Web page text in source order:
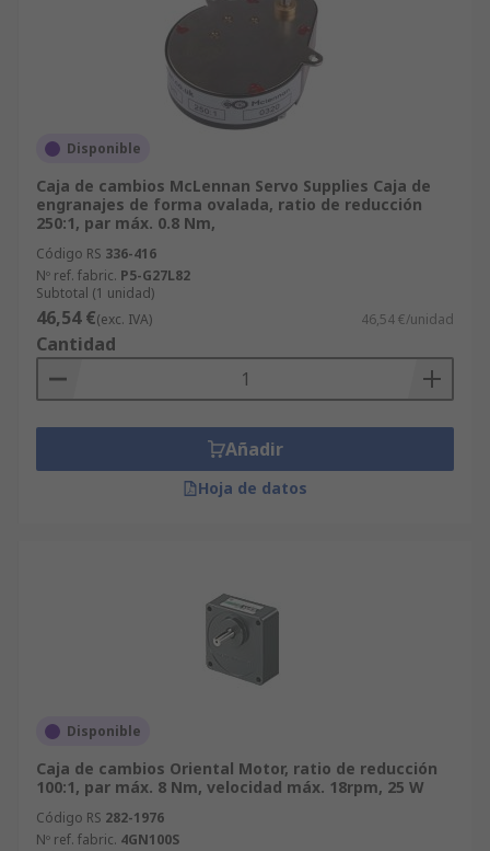
Disponible
Caja de cambios McLennan Servo Supplies Caja de
engranajes de forma ovalada, ratio de reducción
250:1, par máx. 0.8 Nm,
Código RS 336-416
Nº ref. fabric. P5-G27L82
Subtotal (1 unidad)
46,54 €(exc. IVA) 46,54 €/unidad
Cantidad
Añadir
Hoja de datos
Disponible
Caja de cambios Oriental Motor, ratio de reducción
100:1, par máx. 8 Nm, velocidad máx. 18rpm, 25 W
Código RS 282-1976
Nº ref. fabric. 4GN100S